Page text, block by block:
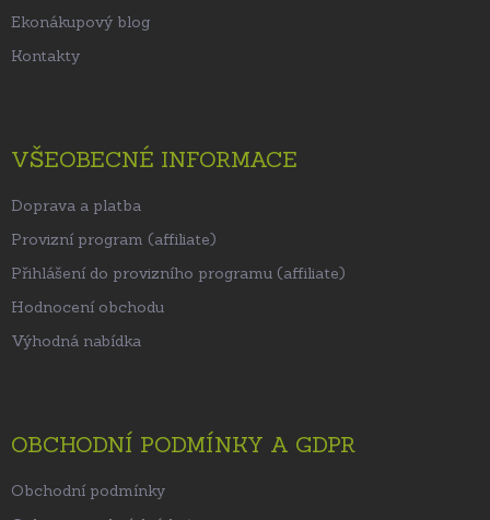
Ekonákupový blog
Kontakty
VŠEOBECNÉ INFORMACE
Doprava a platba
Provizní program (affiliate)
Přihlášení do provizního programu (affiliate)
Hodnocení obchodu
Výhodná nabídka
OBCHODNÍ PODMÍNKY A GDPR
Obchodní podmínky